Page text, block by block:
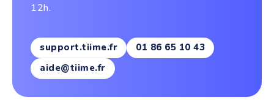
12h.
support.tiime.fr
01 86 65 10 43
aide@tiime.fr